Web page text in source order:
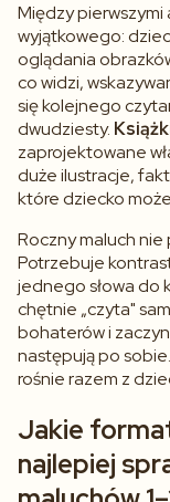
Między pierwszymi
wyjątkowego:
oglądania
co widzi,
się kolejnego
dwudziesty.
zaprojektowane
duże ilustracje,
które dziecko
Roczny maluch
Potrzebuje
jednego słowa do
chętnie „czyta"
bohaterów i
następują po
rośnie razem z
Jakie
najlepiej